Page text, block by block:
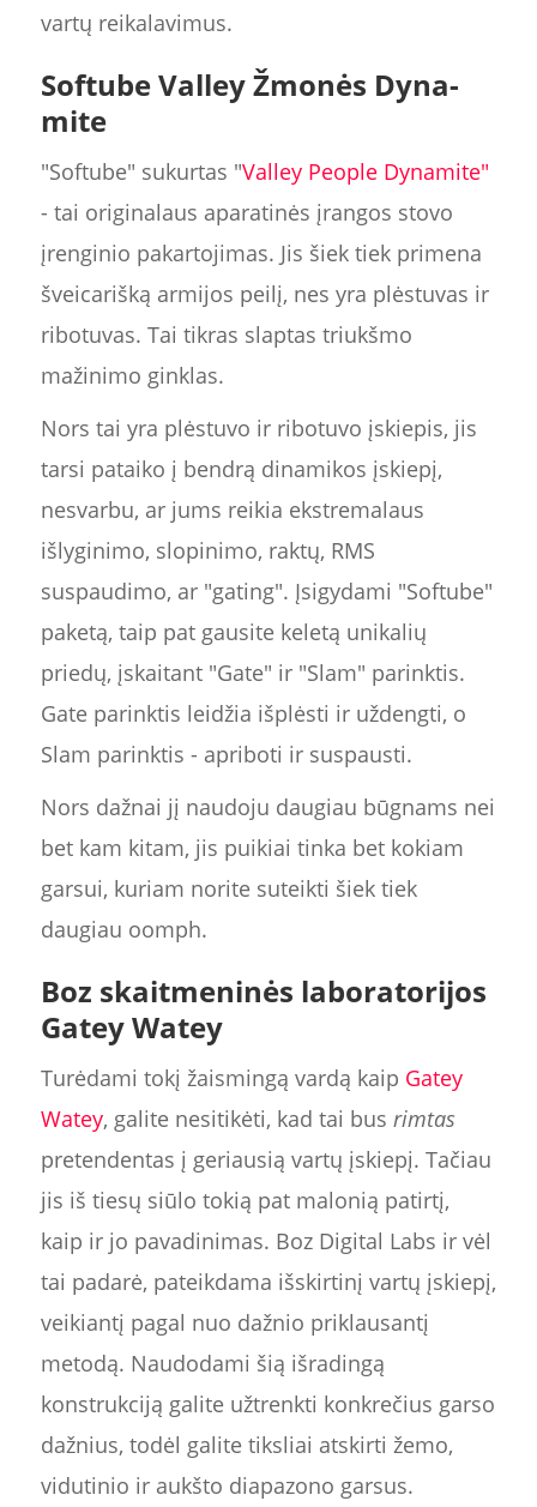
vartų reikalavimus.
Softube Valley Žmonės Dyna-
mite
"Softube" sukurtas "Valley People Dynamite"
- tai originalaus aparatinės įrangos stovo
įrenginio pakartojimas. Jis šiek tiek primena
šveicarišką armijos peilį, nes yra plėstuvas ir
ribotuvas. Tai tikras slaptas triukšmo
mažinimo ginklas.
Nors tai yra plėstuvo ir ribotuvo įskiepis, jis
tarsi pataiko į bendrą dinamikos įskiepį,
nesvarbu, ar jums reikia ekstremalaus
išlyginimo, slopinimo, raktų, RMS
suspaudimo, ar "gating". Įsigydami "Softube"
paketą, taip pat gausite keletą unikalių
priedų, įskaitant "Gate" ir "Slam" parinktis.
Gate parinktis leidžia išplėsti ir uždengti, o
Slam parinktis - apriboti ir suspausti.
Nors dažnai jį naudoju daugiau būgnams nei
bet kam kitam, jis puikiai tinka bet kokiam
garsui, kuriam norite suteikti šiek tiek
daugiau oomph.
Boz skaitmeninės laboratorijos
Gatey Watey
Turėdami tokį žaismingą vardą kaip Gatey
Watey, galite nesitikėti, kad tai bus rimtas
pretendentas į geriausią vartų įskiepį. Tačiau
jis iš tiesų siūlo tokią pat malonią patirtį,
kaip ir jo pavadinimas. Boz Digital Labs ir vėl
tai padarė, pateikdama išskirtinį vartų įskiepį,
veikiantį pagal nuo dažnio priklausantį
metodą. Naudodami šią išradingą
konstrukciją galite užtrenkti konkrečius garso
dažnius, todėl galite tiksliai atskirti žemo,
vidutinio ir aukšto diapazono garsus.